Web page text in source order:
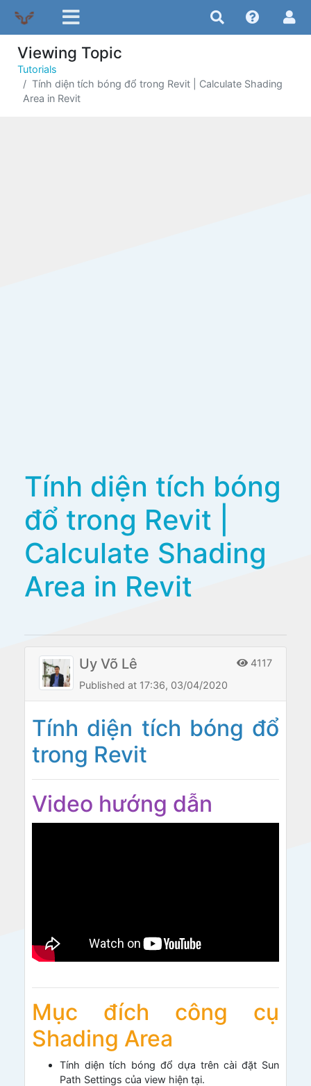
Viewing Topic
Tutorials
Tính diện tích bóng đổ trong Revit | Calculate Shading
Area in Revit
Tính diện tích bóng
đổ trong Revit |
Calculate Shading
Area in Revit
4117
Uy Võ Lê
Published at 17:36, 03/04/2020
Tính diện tích bóng đổ
trong Revit
Video hướng dẫn
Mục đích công cụ
Shading Area
Tính diện tích bóng đổ dựa trên cài đặt Sun
Path Settings của view hiện tại.